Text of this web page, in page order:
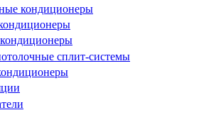
кондиционеры
сплит-системы